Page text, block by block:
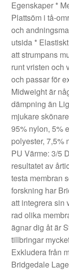
Egenskaper *
Plattsöm i tå-
och
utsida *
att strumpans
runt vristen och
och passar för
Midweight är
dämpning än
mjukare
95% nylon, 5%
polyester, 7,5%
PU Värme: 3/5
resultatet av
testa membran
forskning har
att integrera sin
rad olika
ägnar dig åt är
tillbringar
Exkludera från
Bridgedale